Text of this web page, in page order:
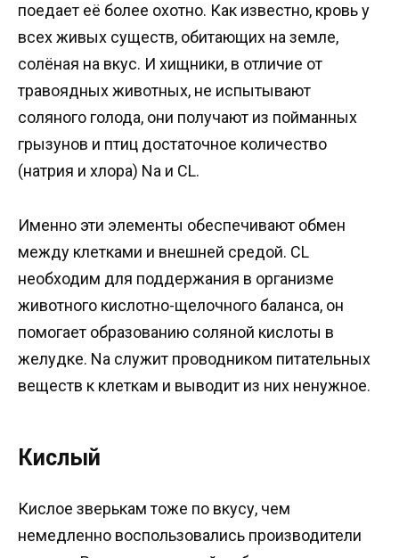
поедает её более охотно. Как известно, кровь у
всех живых существ, обитающих на земле,
солёная на вкус. И хищники, в отличие от
травоядных животных, не испытывают
соляного голода, они получают из пойманных
грызунов и птиц достаточное количество
(натрия и хлора) Na и CL.
Именно эти элементы обеспечивают обмен
между клетками и внешней средой. CL
необходим для поддержания в организме
животного кислотно-щелочного баланса, он
помогает образованию соляной кислоты в
желудке. Na служит проводником питательных
веществ к клеткам и выводит из них ненужное.
Кислый
Кислое зверькам тоже по вкусу, чем
немедленно воспользовались производители